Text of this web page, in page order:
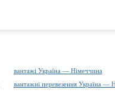
вантажі Україна — Німеччина
вантажні перевезення Україна —